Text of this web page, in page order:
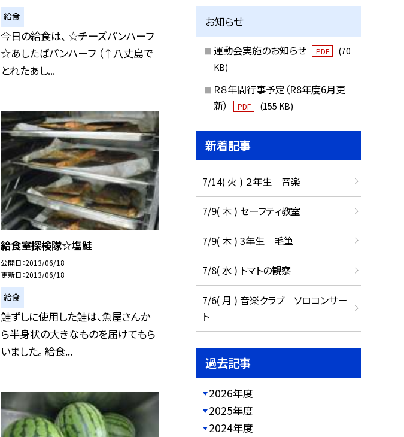
給食
今日の給食は、 ☆チーズパンハーフ
☆あしたばパンハーフ （↑八丈島で
とれたあし...
給食室探検隊☆塩鮭
公開日 2013/06/18
更新日 2013/06/18
給食
鮭ずしに使用した鮭は、魚屋さんか
ら半身状の大きなものを届けてもら
いました。 給食...
お知らせ
運動会実施のお知らせ PDF
(70
KB)
R８年間行事予定（R8年度6月更
新）
PDF (155 KB)
新着記事
7/14( 火 ) ２年生 音楽
7/9( 木 ) セーフティ教室
7/9( 木 ) 3年生 毛筆
7/8( 水 ) トマトの観察
7/6( 月 ) 音楽クラブ ソロコンサー
ト
過去記事
2026年度
2025年度
2024年度